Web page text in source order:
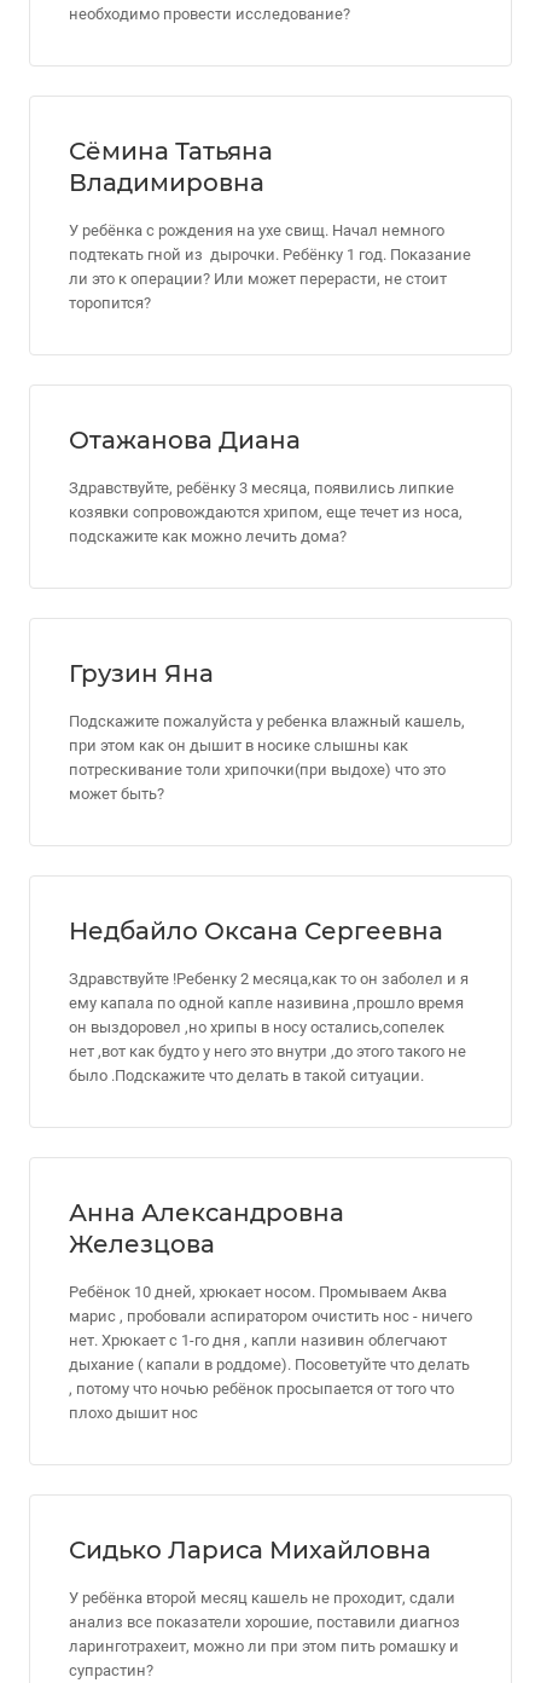
необходимо провести исследование?
Сёмина Татьяна
Владимировна
У ребёнка с рождения на ухе свищ. Начал немного
подтекать гной из дырочки. Ребёнку 1 год. Показание
ли это к операции? Или может перерасти, не стоит
торопится?
Отажанова Диана
Здравствуйте, ребёнку 3 месяца, появились липкие
козявки сопровождаются хрипом, еще течет из носа,
подскажите как можно лечить дома?
Грузин Яна
Подскажите пожалуйста у ребенка влажный кашель,
при этом как он дышит в носике слышны как
потрескивание толи хрипочки(при выдохе) что это
может быть?
Недбайло Оксана Сергеевна
Здравствуйте !Ребенку 2 месяца,как то он заболел и я
ему капала по одной капле називина ,прошло время
он выздоровел ,но хрипы в носу остались,сопелек
нет ,вот как будто у него это внутри ,до этого такого не
было .Подскажите что делать в такой ситуации.
Анна Александровна
Железцова
Ребёнок 10 дней, хрюкает носом. Промываем Аква
марис , пробовали аспиратором очистить нос - ничего
нет. Хрюкает с 1-го дня , капли називин облегчают
дыхание ( капали в роддоме). Посоветуйте что делать
, потому что ночью ребёнок просыпается от того что
плохо дышит нос
Сидько Лариса Михайловна
У ребёнка второй месяц кашель не проходит, сдали
анализ все показатели хорошие, поставили диагноз
ларинготрахеит, можно ли при этом пить ромашку и
супрастин?